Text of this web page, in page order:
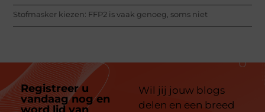
Stofmasker kiezen: FFP2 is vaak genoeg, soms niet
Registreer u
vandaag nog en
Wil jij jouw blogs
delen en een breed